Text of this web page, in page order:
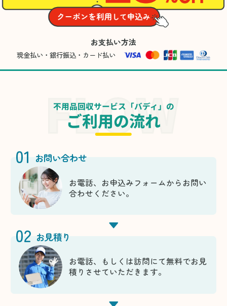
お支払い方法
現金払い・銀行振込・カード払い
不用品回収サービス「バディ」の
ご利用の流れ
01 お問い合わせ
お電話、お申込みフォームからお問い
合わせください。
02 お見積り
お電話、もしくは訪問にて無料でお見
積りさせていただきます。